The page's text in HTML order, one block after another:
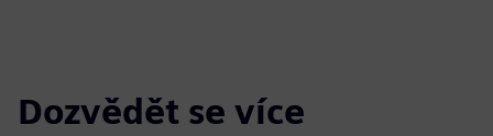
Dozvědět se více